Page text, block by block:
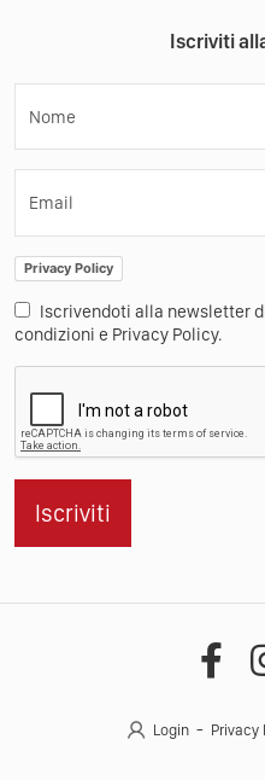
Iscriviti
Nome
Email
Privacy Policy
Iscrivendoti alla newsletter
condizioni e Privacy Policy.
Iscriviti
Login Privacy